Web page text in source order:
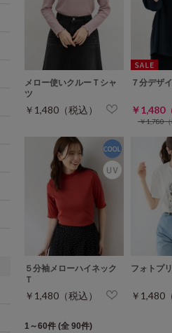
メロー使いクルーＴシャ
ツ
￥1,480（税込）
７分デザ
￥1,480
￥1,780
５分袖メローハイネック
Ｔ
￥1,480（税込）
フォトプ
￥1,480
1～60件 (全 90件)